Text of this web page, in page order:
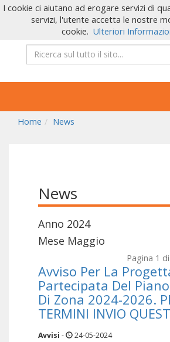
Home
News
News
Anno 2024
Mese Maggio
Pagina 1
Avviso Per La
Partecipata Del
Di Zona 2024-2026.
TERMINI INVIO
Avvisi - 24-05-2024
I cookie ci aiutano ad erogare servizi di
servizi, l'utente accetta le nostre
cookie. Ulteriori